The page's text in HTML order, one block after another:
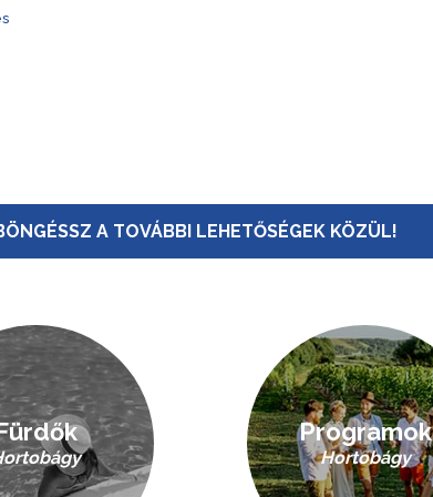
A TOVÁBBI LEHETŐSÉGEK KÖZÜL!
Programok
Hortobágy